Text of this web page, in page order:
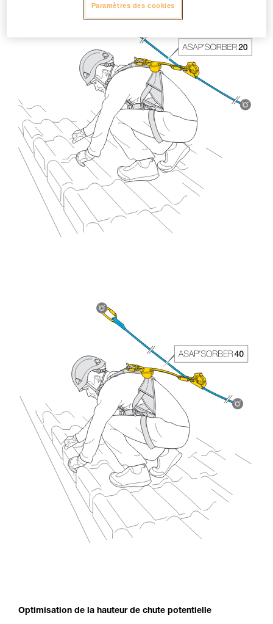
Optimisation de la hauteur de chute potentielle
Paramètres des cookies